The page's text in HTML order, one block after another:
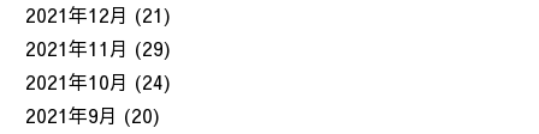
2021年12月 (21)
2021年11月 (29)
2021年10月 (24)
2021年9月 (20)